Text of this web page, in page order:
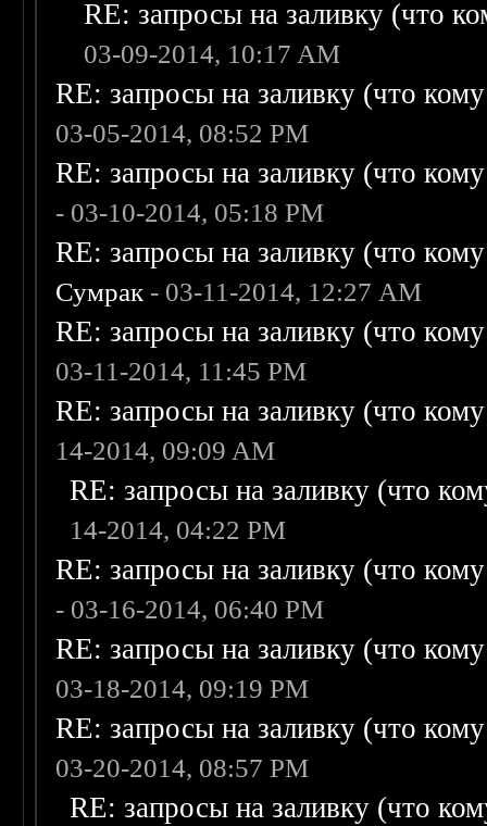
RE: запросы на заливку (что
03-09-2014, 10:17 AM
RE: запросы на заливку (что
03-05-2014, 08:52 PM
RE: запросы на заливку (что
- 03-10-2014, 05:18 PM
RE: запросы на заливку (что
Сумрак - 03-11-2014, 12:27 AM
RE: запросы на заливку (что
03-11-2014, 11:45 PM
RE: запросы на заливку (что
14-2014, 09:09 AM
RE: запросы на заливку (что
14-2014, 04:22 PM
RE: запросы на заливку (что
- 03-16-2014, 06:40 PM
RE: запросы на заливку (что
03-18-2014, 09:19 PM
RE: запросы на заливку (что
03-20-2014, 08:57 PM
RE: запросы на заливку (что